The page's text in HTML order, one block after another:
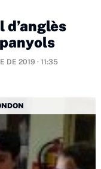
DE 2019 · 11:35